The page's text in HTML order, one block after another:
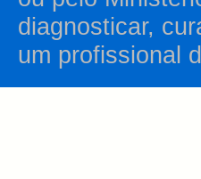
diagnosticar,
um profissional